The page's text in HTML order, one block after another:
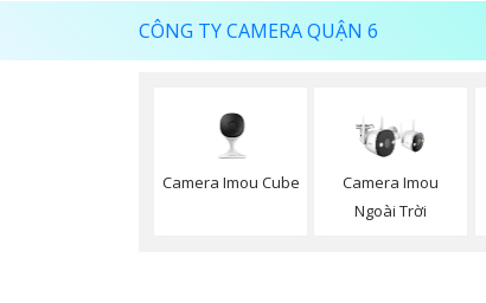
CÔNG TY CAMERA QUẬN 6
Camera Imou Cube
Camera Imou
Ngoài Trời